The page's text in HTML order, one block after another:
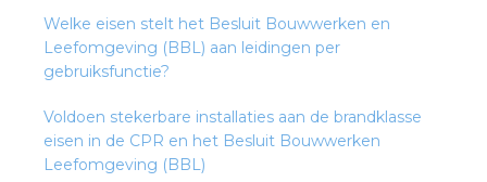
Welke eisen stelt het Besluit Bouwwerken en
Leefomgeving (BBL) aan leidingen per
gebruiksfunctie?
Voldoen stekerbare installaties aan de brandklasse
eisen in de CPR en het Besluit Bouwwerken
Leefomgeving (BBL)